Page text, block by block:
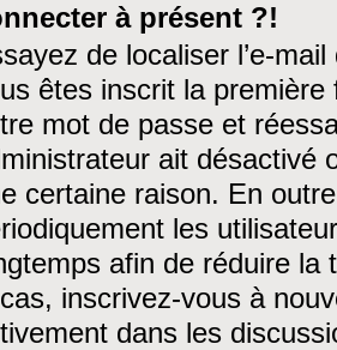
à présent ?!
de localiser l’e-
êtes inscrit la première
mot de passe et
ait désactivé
certaine raison. En
les
afin de réduire la
inscrivez-vous à
dans les